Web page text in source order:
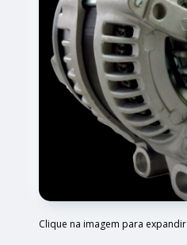
Clique na imagem para expandir